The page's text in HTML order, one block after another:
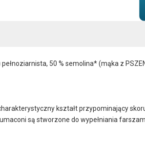
50 % semolina* (mąka z
kształt przypominający
są stworzone do wypełniania